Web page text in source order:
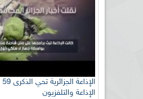
الإذاعة والتلفزيون